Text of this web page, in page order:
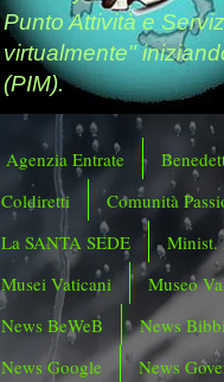
Punto Attività e
virtualmente"
(PIM).
Agenzia Entrate
Coldiretti
Comunità
La SANTA SEDE
Minist.
Musei Vaticani
Museo
News BeWeB
News
News Google
News